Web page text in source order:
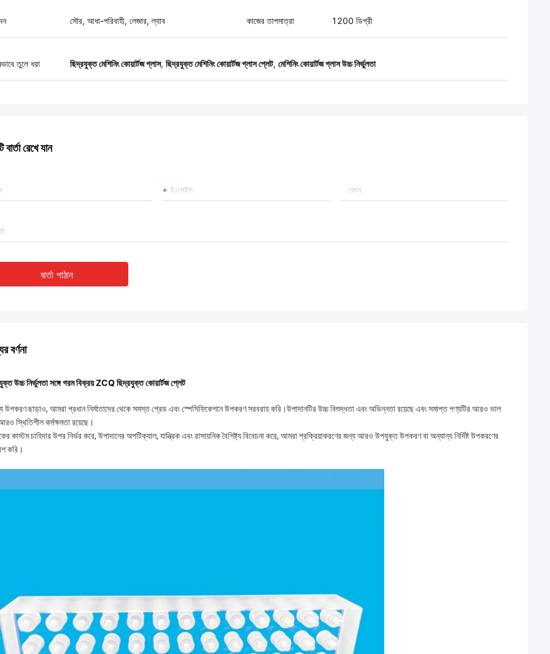
সৌর, আধা-পরিবাহী, লেজার, ল্যাব কাজের তাপমাত্রা 1200 ডিগ্রী
তুলে ধরা ছিদ্রযুক্ত মেশিনিং কোয়ার্টজ গ্লাস, ছিদ্রযুক্ত মেশিনিং কোয়ার্টজ গ্লাস প্লেট, মেশিনিং কোয়ার্টজ গ্লাস উচ্চ নির্ভুলতা
বার্তা রেখে যান
বার্তা পাঠান
বর্ণনা
উচ্চ নির্ভুলতা সঙ্গে গরম বিক্রয় ZCQ ছিদ্রযুক্ত কোয়ার্টজ প্লেট
উপকরণ ছাড়াও, আমরা প্রধান নির্মাতাদের থেকে সমস্ত গ্রেড এবং স্পেসিফিকেশনে উপকরণ সরবরাহ করি।উপাদানটির উচ্চ বিশুদ্ধতা এবং অভিন্নতা রয়েছে এবং সমাপ্ত পণ্যটির আরও ভাল
স্থিতিশীল কর্মক্ষমতা রয়েছে।
কাস্টম চাহিদার উপর নির্ভর করে, উপাদানের অপটিক্যাল, যান্ত্রিক এবং রাসায়নিক বৈশিষ্ট্য বিবেচনা করে, আমরা প্রক্রিয়াকরণের জন্য আরও উপযুক্ত উপকরণ বা অন্যান্য নির্দিষ্ট উপকরণের
করি।